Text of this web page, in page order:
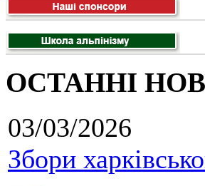
ОСТАННІ
03/03/2026
Збори